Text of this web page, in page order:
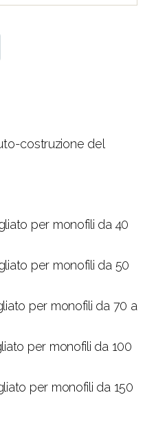
costruzione del
per monofili da 40
per monofili da 50
per monofili da 70 a
per monofili da 100
per monofili da 150